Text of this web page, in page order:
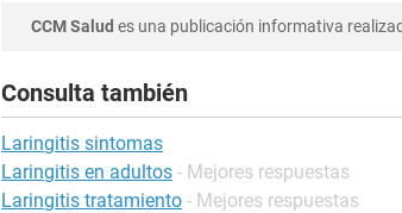
CCM Salud es una publicación informativa
Consulta también
Laringitis sintomas
Laringitis en adultos - Mejores respuestas
Laringitis tratamiento - Mejores respuestas